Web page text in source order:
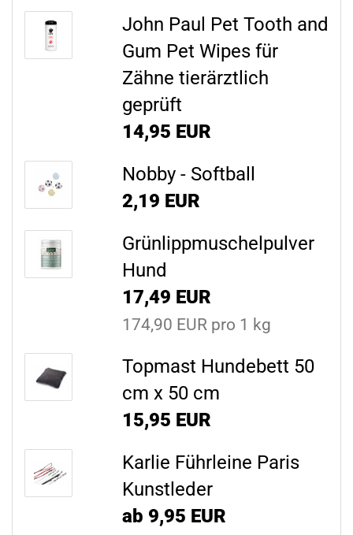
John Paul Pet Tooth and
Gum Pet Wipes für
Zähne tierärztlich
geprüft
14,95 EUR
Nobby - Softball
2,19 EUR
Grünlippmuschelpulver
Hund
17,49 EUR
174,90 EUR pro 1 kg
Topmast Hundebett 50
cm x 50 cm
15,95 EUR
Karlie Führleine Paris
Kunstleder
ab 9,95 EUR